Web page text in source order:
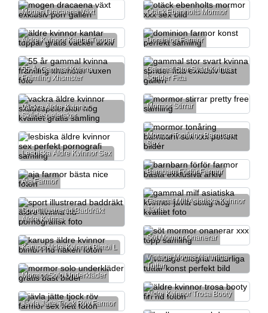
Mogen Dracaena Växt Otäck Ebenholts Mormor
Äldre Kvinnor Kantar Tuppar Dominion Farmor
55 År Gammal Kvinna
Främling Xhsmster
Gammal Stor Svart Kvinna
Sprider Fitta
Vackra Äldre Kvinnor
Skådespelerskor
Mormor Stirrar
Mormor Tonåring Barnbarn
Sex
Lesbiska Äldre Kvinnor Sex
Barnbarn Förför Farmor
Aja Farmor
Gammal Milf Asiatiska Kvinnor
Jävla
Sport Illustrerad Baddräkt
Äldre Kvinna
Söt Mormor Onanerar
Karups Äldre Kvinnor Bimbi L
Vintage Mogna Naturliga
Tuttar
Mormor Solo Underkläder
Äldre Kvinnor Trosa Booty
Jävla Jätte Tjock Röv Farmor